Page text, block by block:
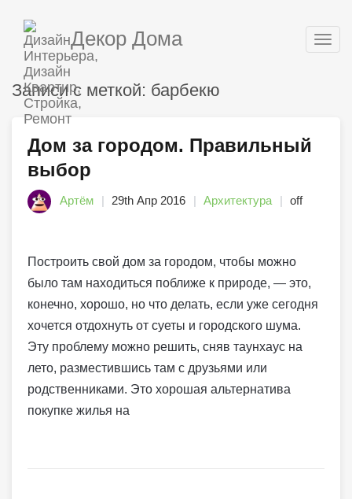
Декор Дома
Записи с меткой: барбекю
Дом за городом. Правильный
выбор
Артём 29th Апр 2016 Архитектура off
Построить свой дом за городом, чтобы можно
было там находиться поближе к природе, — это,
конечно, хорошо, но что делать, если уже сегодня
хочется отдохнуть от суеты и городского шума.
Эту проблему можно решить, сняв таунхаус на
лето, разместившись там с друзьями или
родственниками. Это хорошая альтернатива
покупке жилья на